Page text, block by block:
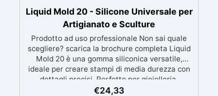
Liquid Mold 20 - Silicone Universale per
Artigianato e Sculture
Prodotto ad uso professionale Non sai quale
scegliere? scarica la brochure completa Liquid
Mold 20 è una gomma siliconica versatile,
ideale per creare stampi di media durezza con
dettagli precisi. Perfetto per gioielleria,
sculture, oggetti artistici, prototipi, saponi,
€24,33